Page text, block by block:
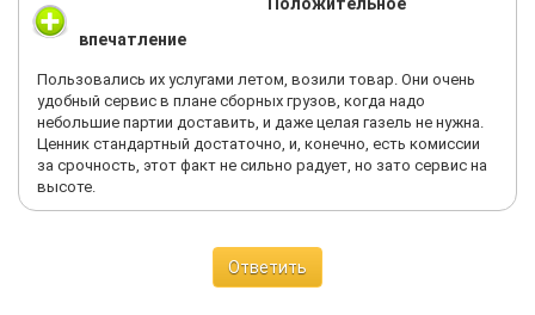
впечатление
Пользовались их услугами летом, возили товар. Они очень
удобный сервис в плане сборных грузов, когда надо
небольшие партии доставить, и даже целая газель не нужна.
Ценник стандартный достаточно, и, конечно, есть комиссии
за срочность, этот факт не сильно радует, но зато сервис на
высоте.
Ответить